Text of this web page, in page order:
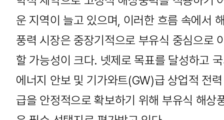
운 지역이 늘고 있으며, 이러한 흐름 속에서
풍력 시장은 중장기적으로 부유식 중심으로
할 가능성이 크다. 넷제로 목표를 달성하고
에너지 안보 및 기가와트(GW)급 상업적 전
급을 안정적으로 확보하기 위해 부유식 해상